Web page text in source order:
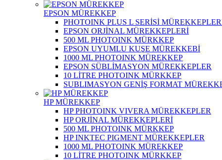
EPSON MÜREKKEP
PHOTOINK PLUS L SERİSİ
EPSON ORJİNAL MÜREKKEPLERİ
500 ML PHOTOINK MÜRKKEP
EPSON UYUMLU KUŞE MÜREKKEBİ
1000 ML PHOTOINK MÜREKKEP
EPSON SÜBLİMASYON MÜREKKEPLER
10 LİTRE PHOTOINK MÜRKKEP
SUBLIMASYON GENİŞ FORMAT
HP MÜREKKEP
HP PHOTOINK VIVERA MÜREKKEPLER
HP ORJİNAL MÜREKKEPLERİ
500 ML PHOTOINK MÜRKKEP
HP INKTEC PIGMENT MÜREKKEPLER
1000 ML PHOTOINK MÜREKKEP
10 LİTRE PHOTOINK MÜRKKEP